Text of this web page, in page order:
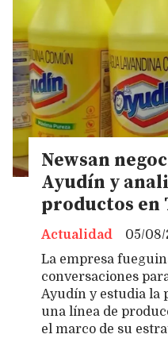
Newsan
Ayudín y
productos en
Actualidad
05/
La empresa
conversaciones
Ayudín y estudia la
una línea de
el marco de su